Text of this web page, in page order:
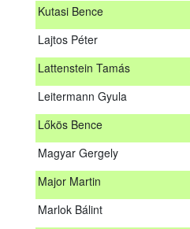
Kutasi Bence
Lajtos Péter
Lattenstein Tamás
Leitermann Gyula
Lőkös Bence
Magyar Gergely
Major Martin
Marlok Bálint
Kovács Dániel
Lattenstein Tamás
Leitermann Gyula